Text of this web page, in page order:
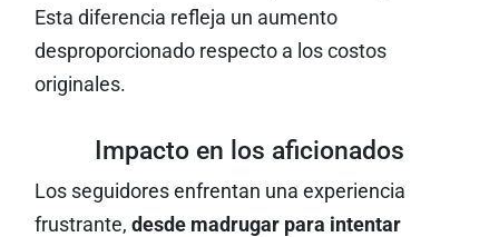
Esta diferencia refleja un aumento
desproporcionado respecto a los costos
originales.
Impacto en los aficionados
Los seguidores enfrentan una experiencia
frustrante, desde madrugar para intentar